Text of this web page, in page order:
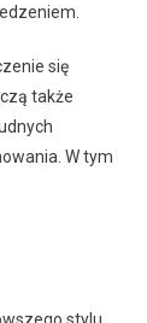
się
także
W tym
stylu